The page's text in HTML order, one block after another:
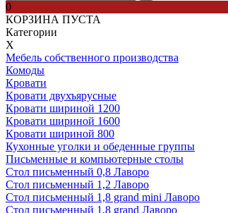
0
КОРЗИНА ПУСТА
Категории
Х
Мебель собственного производства
Комоды
Кровати
Кровати двухъярусные
Кровати шириной 1200
Кровати шириной 1600
Кровати шириной 800
Кухонные уголки и обеденные группы
Письменные и компьютерные столы
Стол письменный 0,8 Лаворо
Стол письменный 1,2 Лаворо
Стол письменный 1,8 grand mini Лаворо
Стол письменный 1,8 grand Лаворо